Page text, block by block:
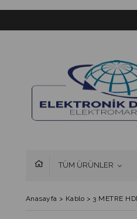
TÜM ÜRÜNLER
Anasayfa > Kablo > 3 METRE